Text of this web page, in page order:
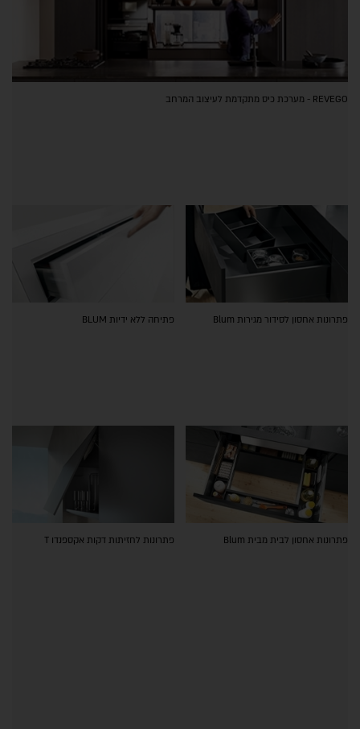
REVEGO - מערכת כיס מתקדמת לעיצוב המרחב
פתרונות אחסון לסידור מגירות Blum פתיחה ללא ידיות BLUM
פתרונות אחסון לבית מבית Blum פתרונות לחזיתות דקות אקספנדו T